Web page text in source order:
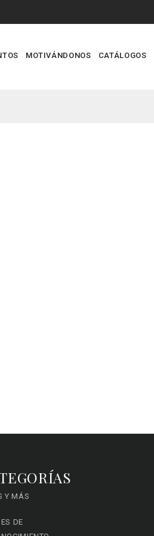
MOTIVÁNDONOS CATÁLOGOS
Y MÁS
DE